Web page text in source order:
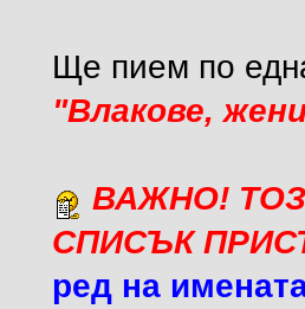
Ще пием по
"Влакове,
ВАЖНО!
СПИСЪК
ред на